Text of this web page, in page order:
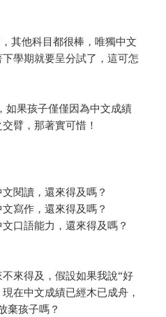
其他科目都很棒，唯獨中文
學期就要呈分試了，這可怎
如果孩子僅僅因為中文成績
臂，那著實可惜！
閱讀，還來得及嗎？
寫作，還來得及嗎？
口語能力，還來得及嗎？
來得及，假設如果我說“好
在中文成績已經木已成舟，
棄孩子嗎？